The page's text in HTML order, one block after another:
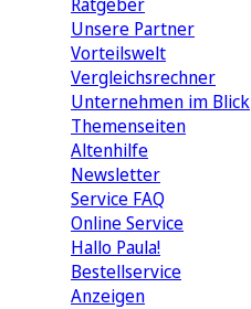
Unsere Partner
Vorteilswelt
Vergleichsrechner
Unternehmen im Blick
Themenseiten
Altenhilfe
Newsletter
Service FAQ
Online Service
Hallo Paula!
Bestellservice
Anzeigen